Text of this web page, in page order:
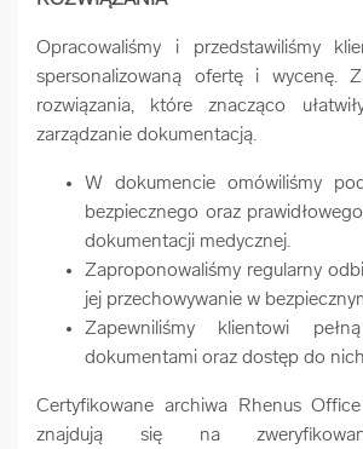
Opracowaliśmy i przedstawiliśmy
spersonalizowaną ofertę i wycenę.
rozwiązania, które znacząco
zarządzanie dokumentacją.
W dokumencie omówiliśmy
bezpiecznego oraz
dokumentacji medycznej.
Zaproponowaliśmy regularny
jej przechowywanie w
Zapewniliśmy klientowi
dokumentami oraz dostęp do
Certyfikowane archiwa Rhenus
znajdują się na